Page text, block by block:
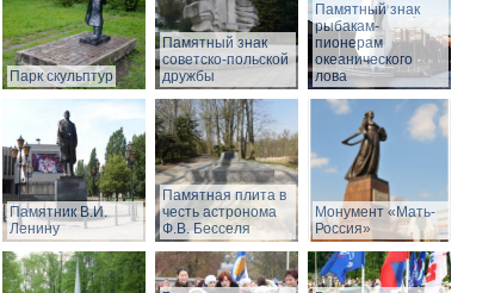
Парк скульптур
Памятный знак
советско-польской
дружбы
Памятный знак
рыбакам-
пионерам
океанического
лова
Памятник В.И.
Ленину
Памятная плита в
честь астронома
Ф.В. Бесселя
Монумент «Мать-
Россия»